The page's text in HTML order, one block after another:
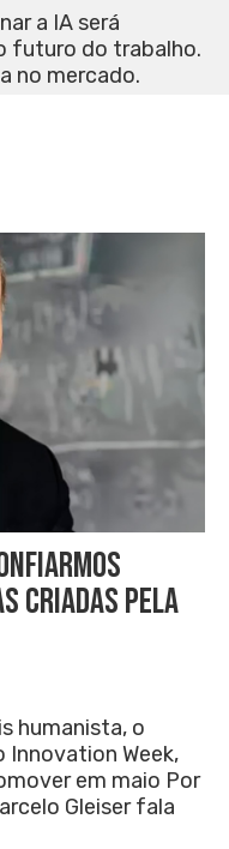
a IA será
futuro do trabalho.
no mercado.
criadas pela
humanista, o
Innovation Week,
em maio Por
Gleiser fala